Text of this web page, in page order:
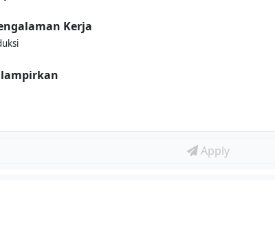
Kerja
Apply